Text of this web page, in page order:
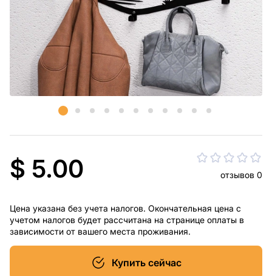
$ 5.00 отзывов 0
Цена указана без учета налогов. Окончательная цена с
учетом налогов будет рассчитана на странице оплаты в
зависимости от вашего места проживания.
Купить сейчас